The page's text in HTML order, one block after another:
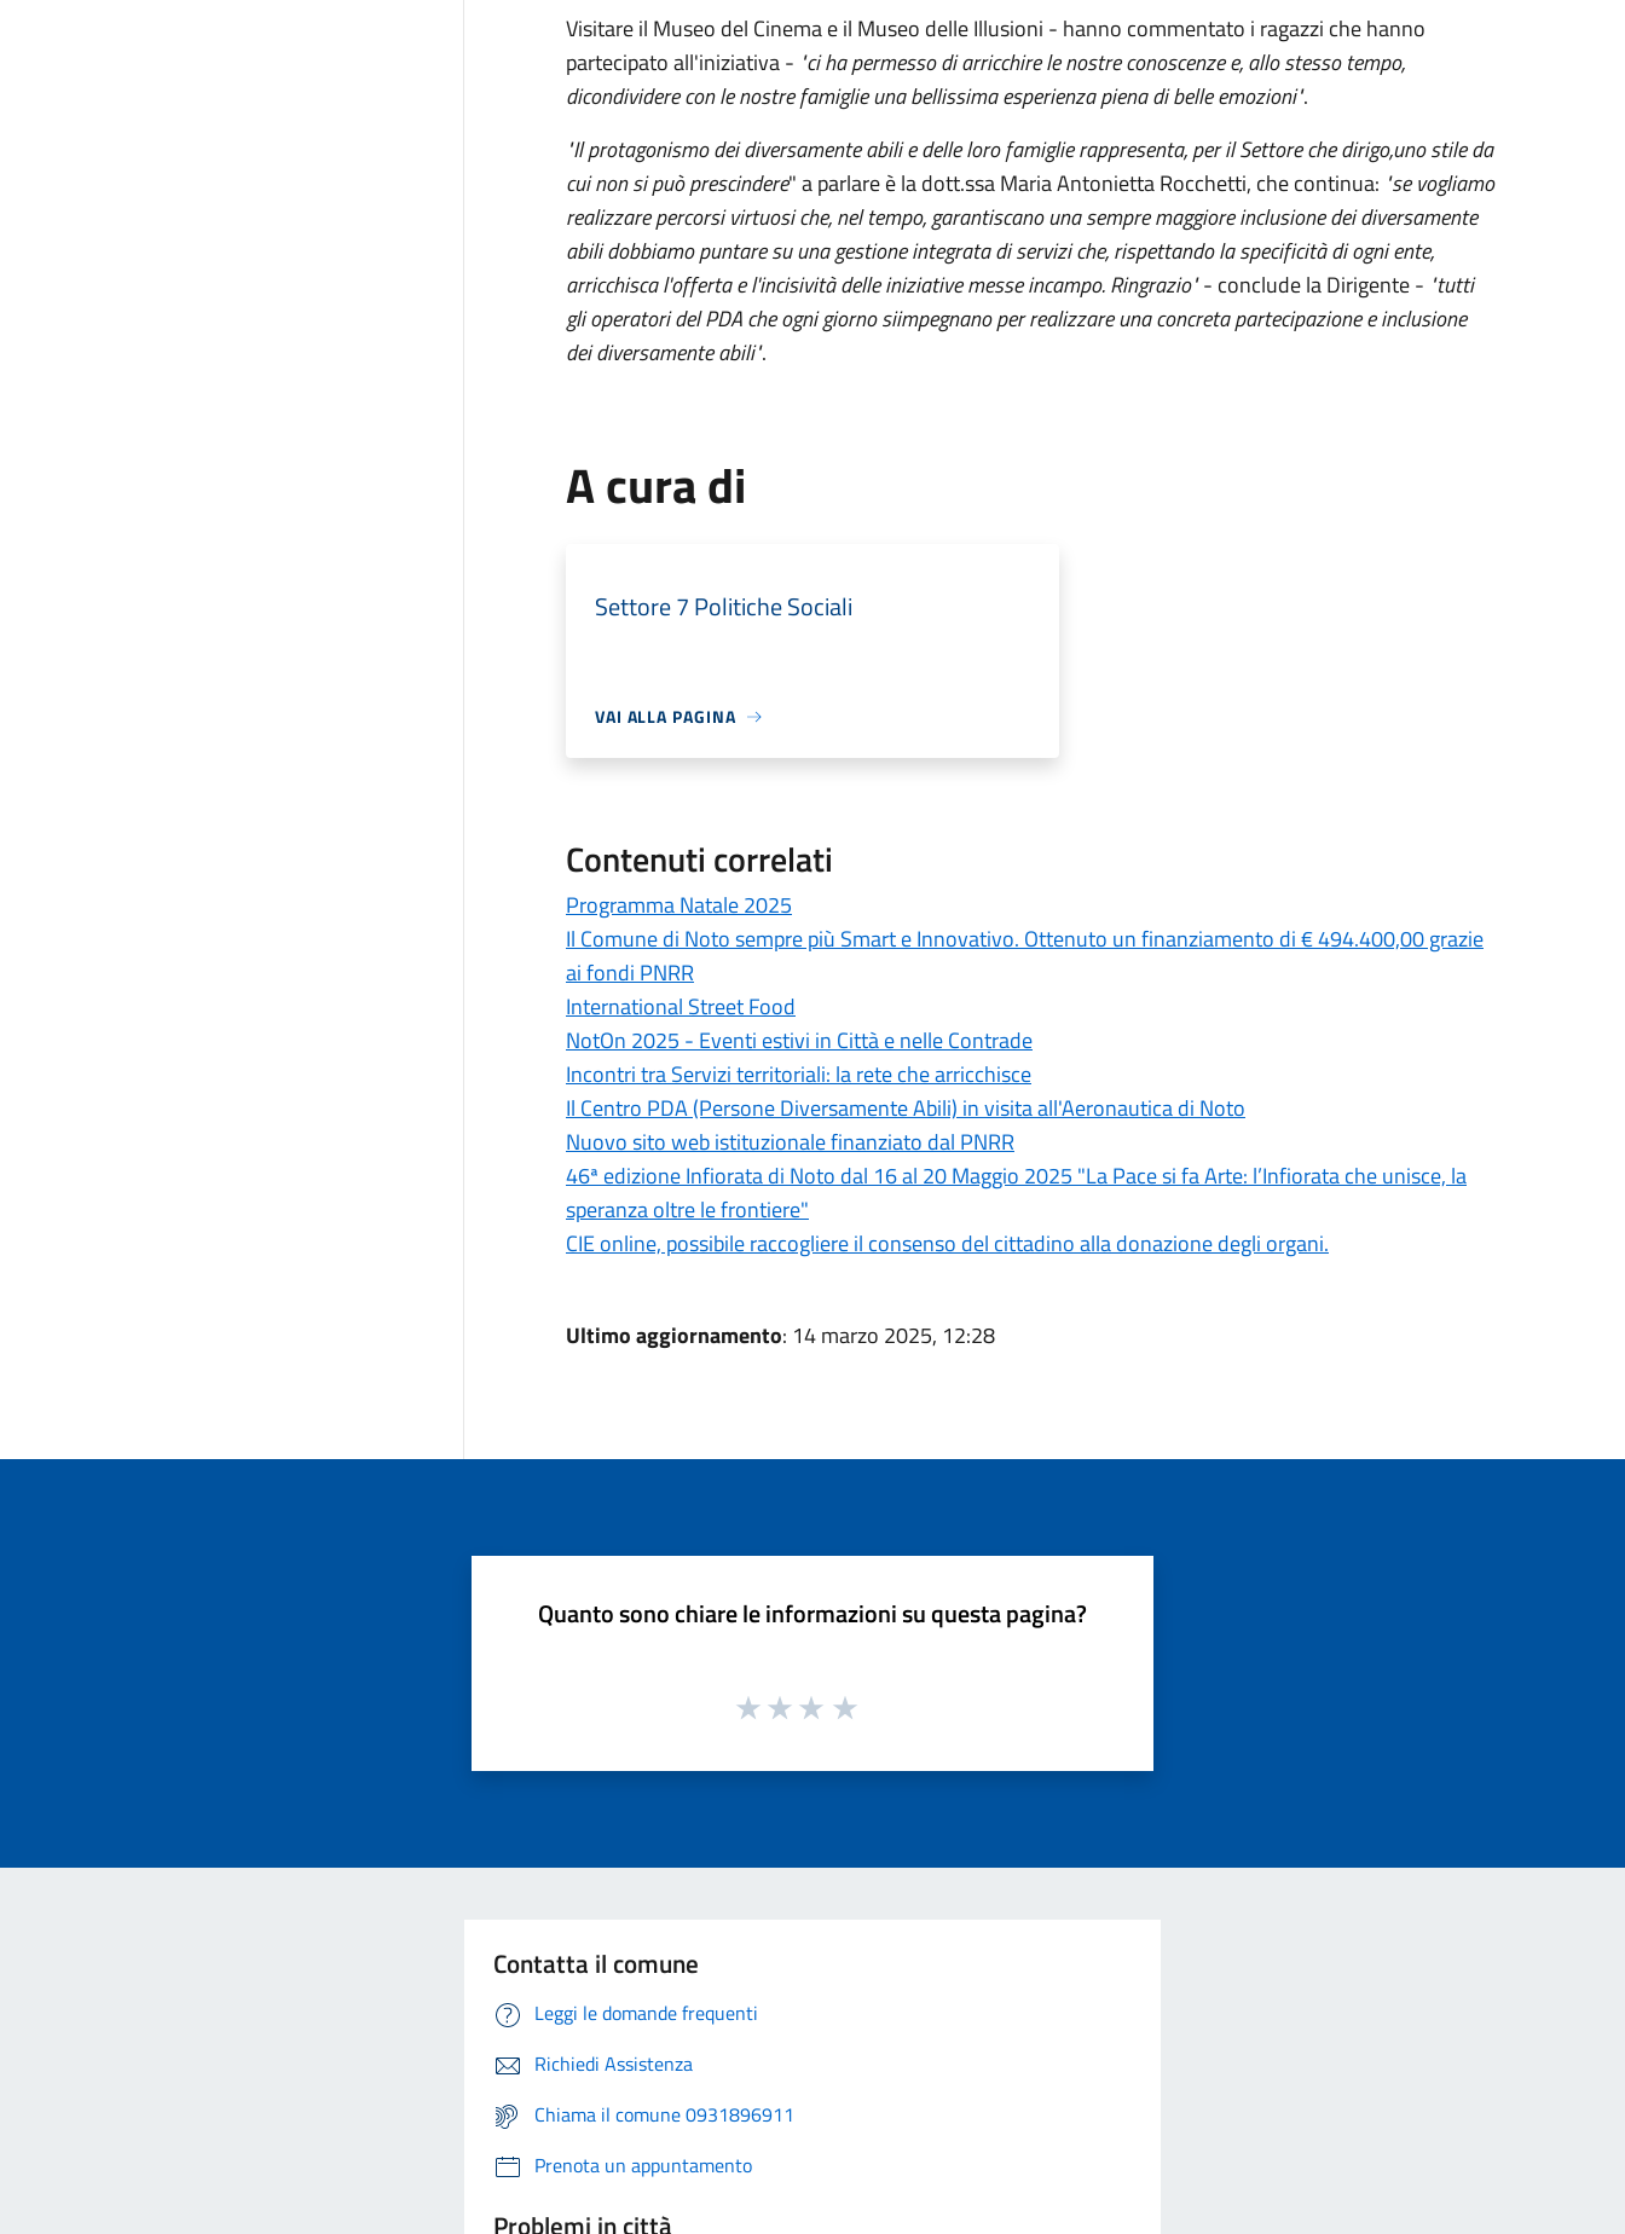
Visitare il Museo del Cinema e il Museo delle Illusioni - hanno commentato i ragazzi che hanno
partecipato all'iniziativa - "ci ha permesso di arricchire le nostre conoscenze e, allo stesso tempo,
dicondividere con le nostre famiglie una bellissima esperienza piena di belle emozioni".
"Il protagonismo dei diversamente abili e delle loro famiglie rappresenta, per il Settore che dirigo,uno stile da
cui non si può prescindere" a parlare è la dott.ssa Maria Antonietta Rocchetti, che continua: "se vogliamo
realizzare percorsi virtuosi che, nel tempo, garantiscano una sempre maggiore inclusione dei diversamente
abili dobbiamo puntare su una gestione integrata di servizi che, rispettando la specificità di ogni ente,
arricchisca l'offerta e l'incisività delle iniziative messe incampo. Ringrazio"- conclude la Dirigente - "tutti
gli operatori del PDA che ogni giorno siimpegnano per realizzare una concreta partecipazione e inclusione
dei diversamente abili".
A cura di
Settore 7 Politiche Sociali
VAI ALLA PAGINA
Contenuti correlati
Programma Natale 2025
Il Comune di Noto sempre più Smart e Innovativo. Ottenuto un finanziamento di € 494.400,00 grazie
ai fondi PNRR
International Street Food
NotOn 2025 - Eventi estivi in Città e nelle Contrade
Incontri tra Servizi territoriali: la rete che arricchisce
Il Centro PDA (Persone Diversamente Abili) in visita all'Aeronautica di Noto
Nuovo sito web istituzionale finanziato dal PNRR
46ª edizione Infiorata di Noto dal 16 al 20 Maggio 2025 "La Pace si fa Arte: l’Infiorata che unisce, la
speranza oltre le frontiere"
CIE online, possibile raccogliere il consenso del cittadino alla donazione degli organi.
Ultimo aggiornamento: 14 marzo 2025, 12:28
Quanto sono chiare le informazioni su questa pagina?
Contatta il comune
Leggi le domande frequenti
Richiedi Assistenza
Chiama il comune 0931896911
Prenota un appuntamento
Problemi in città